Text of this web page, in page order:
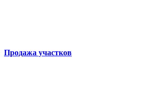
Продажа участков